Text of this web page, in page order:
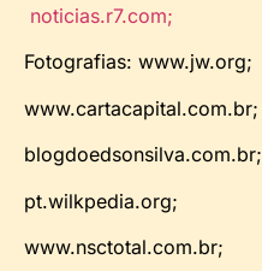
noticias.r7.com;
Fotografias: www.jw.org;
www.cartacapital.com.br;
blogdoedsonsilva.com.br;
pt.wilkpedia.org;
www.nsctotal.com.br;